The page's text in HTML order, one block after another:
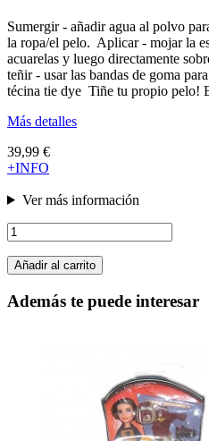
Sumergir - añadir agua al polvo
la ropa/el pelo. Aplicar - mojar la
acuarelas y luego directamente
teñir - usar las bandas de goma
técina tie dye Tiñe tu propio pelo!
Más detalles
39,99 €
+INFO
Ver más información
Añadir al carrito
Además te puede interesar